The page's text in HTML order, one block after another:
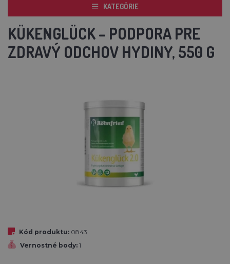
KATEGÓRIE
KÜKENGLÜCK – PODPORA PRE
ZDRAVÝ ODCHOV HYDINY, 550 G
Kód produktu: 0843
Vernostné body: 1